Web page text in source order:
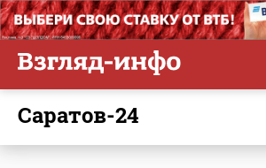
Саратов-24